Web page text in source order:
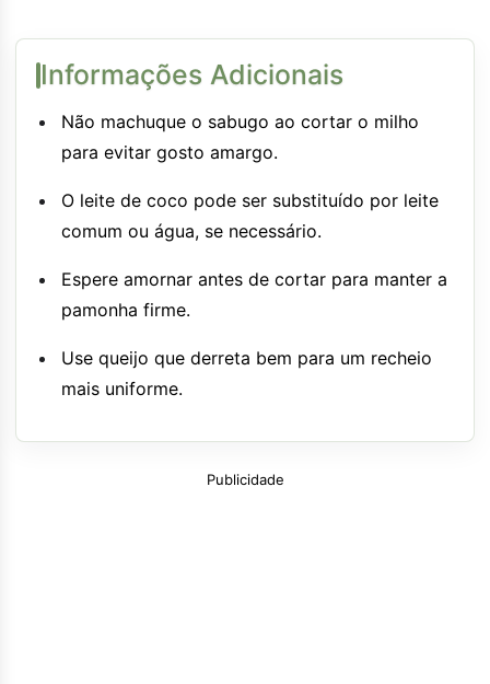
Informações Adicionais
Não machuque o sabugo ao cortar o milho
para evitar gosto amargo.
O leite de coco pode ser substituído por leite
comum ou água, se necessário.
Espere amornar antes de cortar para manter a
pamonha firme.
Use queijo que derreta bem para um recheio
mais uniforme.
Publicidade